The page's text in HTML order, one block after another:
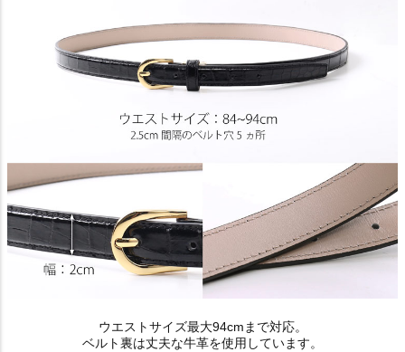
ウエストサイズ最大94cmまで対応。
ベルト裏は丈夫な牛革を使用しています。